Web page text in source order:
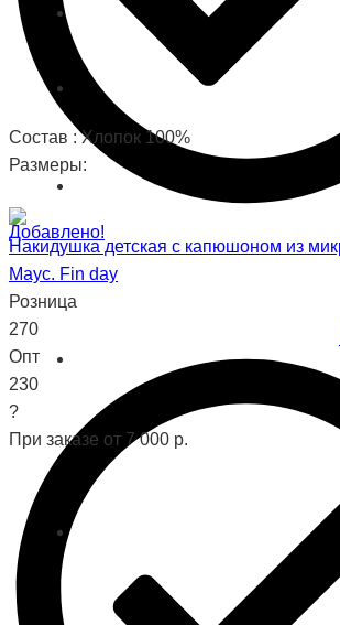
Добавлено!
Состав : Хлопок 100%
Размеры:
Накидушка детская с капюшоном из
Маус. Fin day
Розница
270
Опт
230
?
При заказе от 7 000 р.